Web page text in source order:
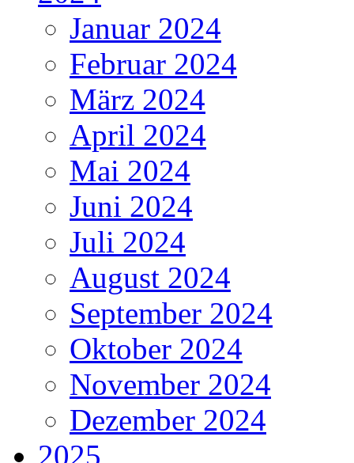
Januar 2024
Februar 2024
März 2024
April 2024
Mai 2024
Juni 2024
Juli 2024
August 2024
September 2024
Oktober 2024
November 2024
Dezember 2024
2025